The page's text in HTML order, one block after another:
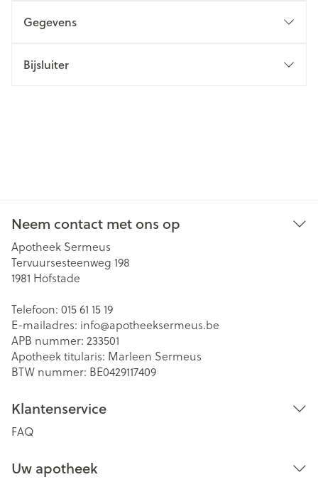
Gegevens
Bijsluiter
Neem contact met ons op
Apotheek Sermeus
Tervuursesteenweg 198
1981 Hofstade
Telefoon: 015 61 15 19
E-mailadres: info@apotheeksermeus.be
APB nummer: 233501
Apotheek titularis: Marleen Sermeus
BTW nummer: BE0429117409
Klantenservice
FAQ
Uw apotheek